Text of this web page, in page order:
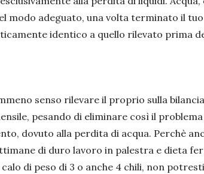
modo adeguato, una volta terminato il tuo
identico a quello rilevato prima
senso rilevare il proprio sulla
pesando di eliminare così il
dovuto alla perdita di acqua. Perchè
di duro lavoro in palestra e dieta
di peso di 3 o anche 4 chili, non